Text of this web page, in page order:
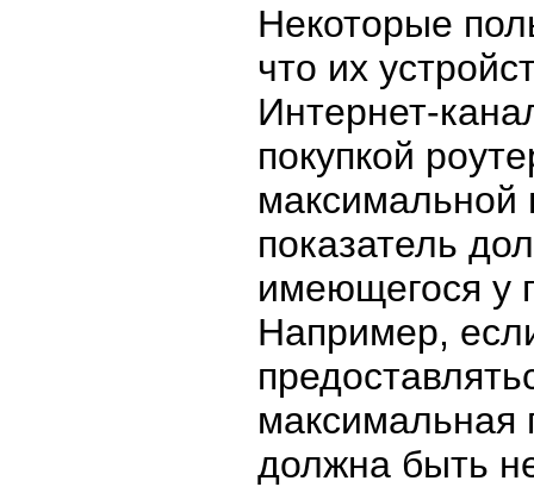
Некоторые
что их
Интернет-
покупкой
максимальной
показатель
имеющегося у
Например,
максимальная
должна быть